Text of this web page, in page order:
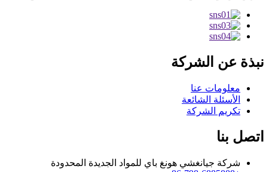
نبذة عن الشركة
معلومات عنا
الأسئلة الشائعة
تكريم الشركة
اتصل بنا
شركة جيانغشي هونغ باي للمواد الجديدة المحدودة